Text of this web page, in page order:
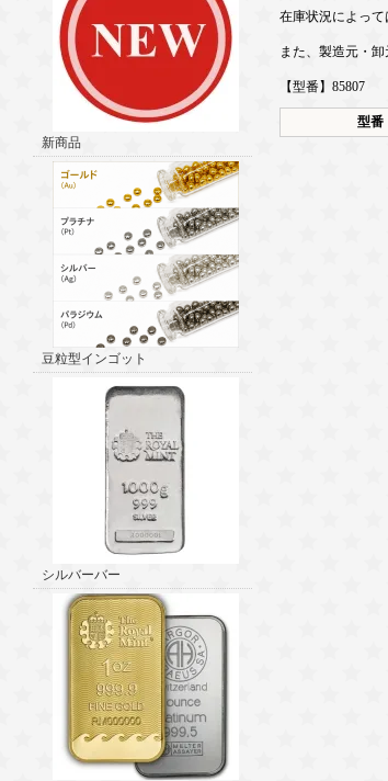
新商品
豆粒型インゴット
シルバーバー
在庫状況によっ
また、製造元・
【型番】85807
型番